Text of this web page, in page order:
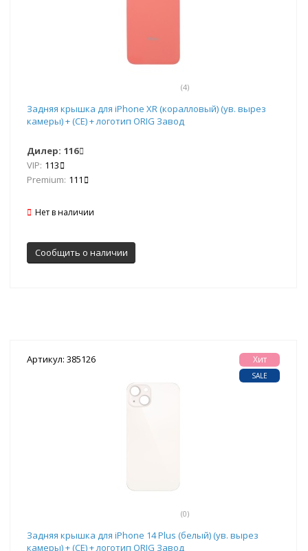
(4)
Задняя крышка для iPhone XR (коралловый) (ув. вырез
камеры) + (СЕ) + логотип ORIG Завод
Дилер: 116
VIP: 113
Premium: 111
Нет в наличии
Сообщить о наличии
Артикул: 385126
(0)
Хит
SALE
Задняя крышка для iPhone 14 Plus (белый) (ув. вырез
камеры) + (СЕ) + логотип ORIG Завод